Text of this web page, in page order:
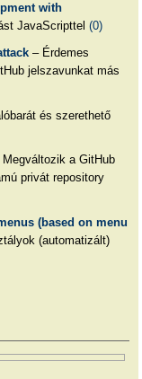
with
JavaScripttel (0)
– Érdemes
jelszavunkat más
és szerethető
a GitHub
privát repository
(based on menu
(automatizált)